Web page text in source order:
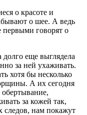
о красоте и
о шее. А ведь
говорят о
еще выглядела
за ней ухаживать.
хотя бы несколько
А их сегодня
за кожей так,
следов, нам покажут